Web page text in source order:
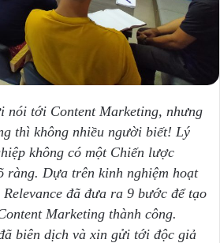
nói tới Content Marketing, nhưng
thì không nhiều người biết! Lý
không có một Chiến lược
ràng. Dựa trên kinh nghiệm hoạt
đã đưa ra 9 bước để tạo
Marketing thành công.
biên dịch và xin gửi tới độc giả